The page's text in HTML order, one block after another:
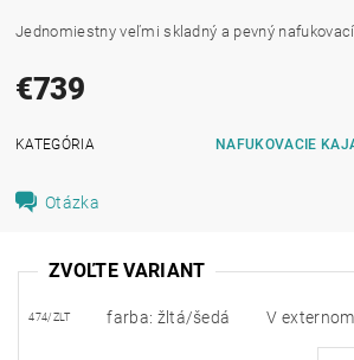
Jednomiestny veľmi skladný a pevný nafukovací
€739
KATEGÓRIA NAFUKOVACIE
Otázka
ZVOĽTE VARIANT
474/ZLT farba: žltá/šedá V